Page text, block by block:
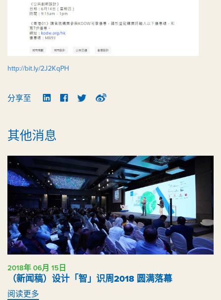
http://bit.ly/2J2KqPH
分享至
其他消息
2018年 06月 15日
（新闻稿）设计「智」识周2018 圆满落幕
阅读更多